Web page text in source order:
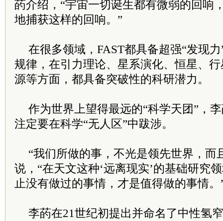
菂介绍，“宇宙一切诞生都有微弱的回响
地捕获这样的回响。”
在很多领域，FAST都具备超强“发现
规律，在引力理论、星系演化、恒星、
源等方面，都具备突破性的科研潜力。
作为世界上望得最远的“科学天团”，
注定要在科学“无人区”中跋涉。
“我们所做的事，不光是领先世界，而
说，“在天文这种‘远离现实’的基础研究
止没有做过的事情，才是值得做的事情。
李菂在21世纪初提出并命名了中性氢